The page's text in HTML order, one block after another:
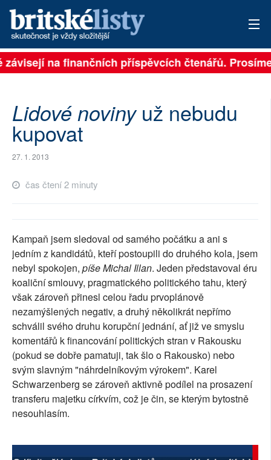
PŘIHLÁSIT
ARCHIV
ROZHOVORY
PŘÍSPĚVKY NA PROVOZ
SOCIÁLNÍ SÍTĚ
RUBRIKY
PLNÁ VERZE STRÁNEK
na finančních příspěvcích čtenářů.
Lidové novinyuž nebudu
kupovat
27. 1. 2013
čas čtení 2 minuty
Kampaň jsem sledoval od samého počátku a ani s
jedním z kandidátů, kteří postoupili do druhého kola, jsem
nebyl spokojen, píše Michal Illan. Jeden představoval éru
koaliční smlouvy, pragmatického politického tahu, který
však zároveň přinesl celou řadu prvoplánově
nezamýšlených negativ, a druhý několikrát nepřímo
schválil svého druhu korupční jednání, ať již ve smyslu
komentářů k financování politických stran v Rakousku
(pokud se dobře pamatuji, tak šlo o Rakousko) nebo
svým slavným "náhrdelníkovým výrokem". Karel
Schwarzenberg se zároveň aktivně podílel na prosazení
transferu majetku církvím, což je čin, se kterým bytostně
nesouhlasím.